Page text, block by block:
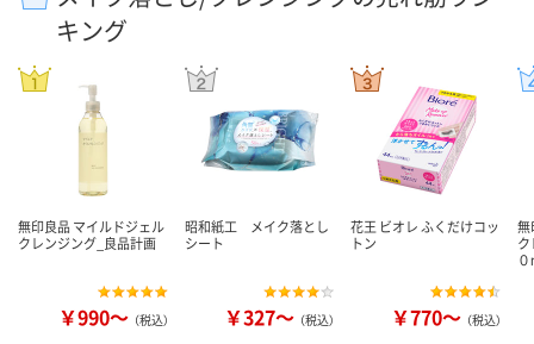
キング
無印良品 マイルドジェル
クレンジング_良品計画
￥990～ （税込）
昭和紙工 メイク落とし
シート
￥327～ （税込）
花王 ビオレ ふくだけコッ
トン
￥770～ （税込）
無
ク